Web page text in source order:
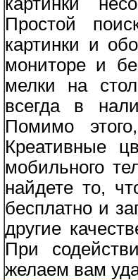
Простой
картинки и
мониторе и
мелки на
всегда в
Помимо
Креативные
мобильного
найдете то,
бесплатно и
другие
При
желаем вам